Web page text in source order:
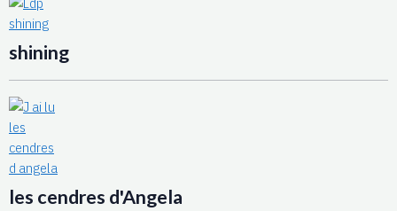
shining
les cendres d'Angela